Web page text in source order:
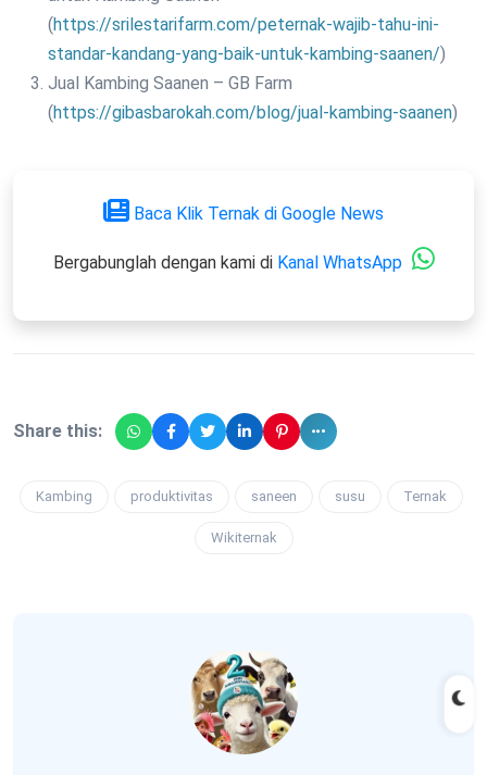
(https://srilestarifarm.com/peternak-wajib-tahu-ini-
standar-kandang-yang-baik-untuk-kambing-saanen/)
Jual Kambing Saanen – GB Farm
(https://gibasbarokah.com/blog/jual-kambing-saanen)
Baca Klik Ternak di Google News
Bergabunglah dengan kami di Kanal WhatsApp
Share this:
Kambing produktivitas saneen susu Ternak
Wikiternak